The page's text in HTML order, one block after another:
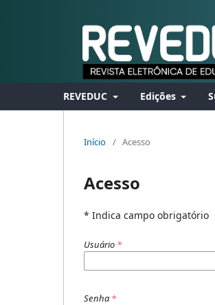
REVEDUC Edições
Início / Acesso
Acesso
* Indica campo obrigatório
Usuário *
Senha *